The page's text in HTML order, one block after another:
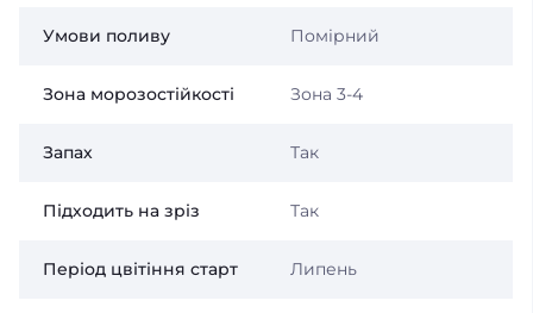
Умови поливу Помірний
Зона морозостійкості Зона 3-4
Запах Так
Підходить на зріз Так
Період цвітіння старт Липень